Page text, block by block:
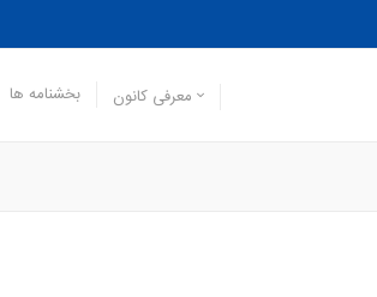
معرفی کانون بخشنامه ها